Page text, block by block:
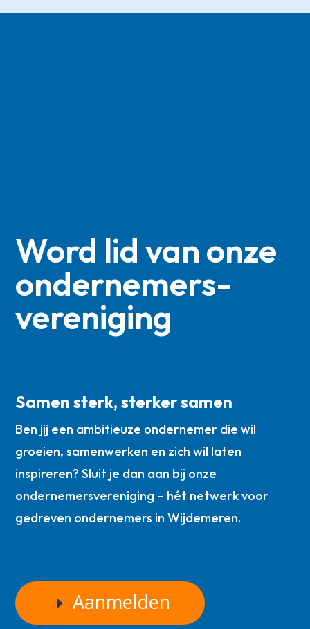
Word lid van onze
ondernemers­
vereniging
Samen sterk, sterker samen
Ben jij een ambitieuze ondernemer die wil
groeien, samenwerken en zich wil laten
inspireren? Sluit je dan aan bij onze
ondernemersvereniging – hét netwerk voor
gedreven ondernemers in Wijdemeren.
Aanmelden